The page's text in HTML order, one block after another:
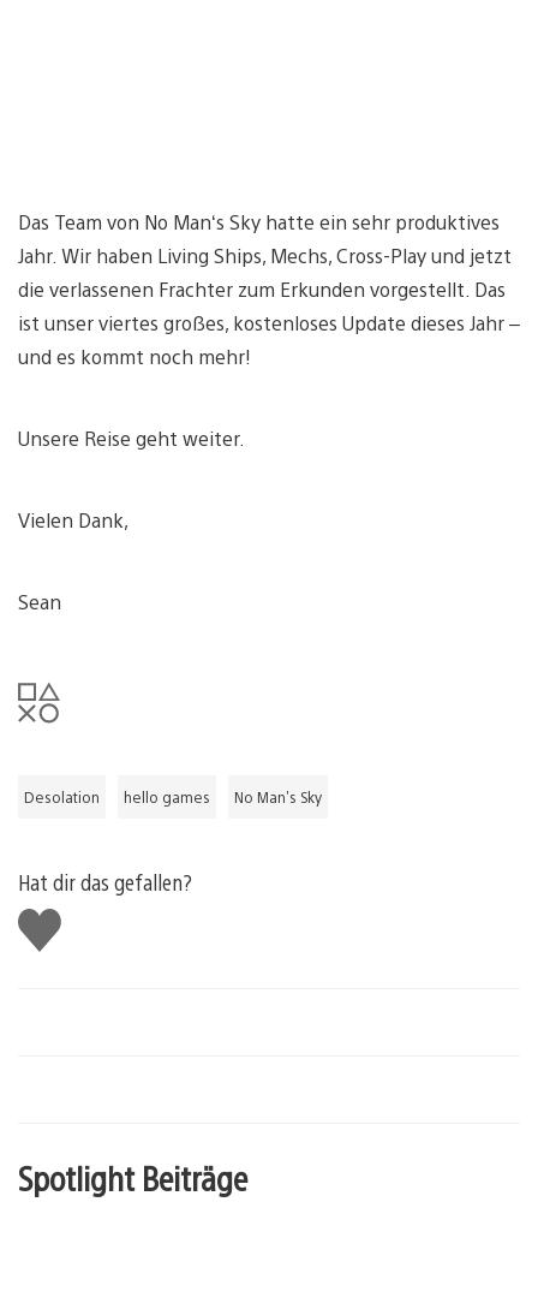
Das Team von No Man‘s Sky hatte ein sehr produktives
Jahr. Wir haben Living Ships, Mechs, Cross-Play und jetzt
die verlassenen Frachter zum Erkunden vorgestellt. Das
ist unser viertes großes, kostenloses Update dieses Jahr –
und es kommt noch mehr!
Unsere Reise geht weiter.
Vielen Dank,
Sean
Desolation hello games No Man's Sky
Hat dir das gefallen?
Gefällt
mir
Spotlight Beiträge